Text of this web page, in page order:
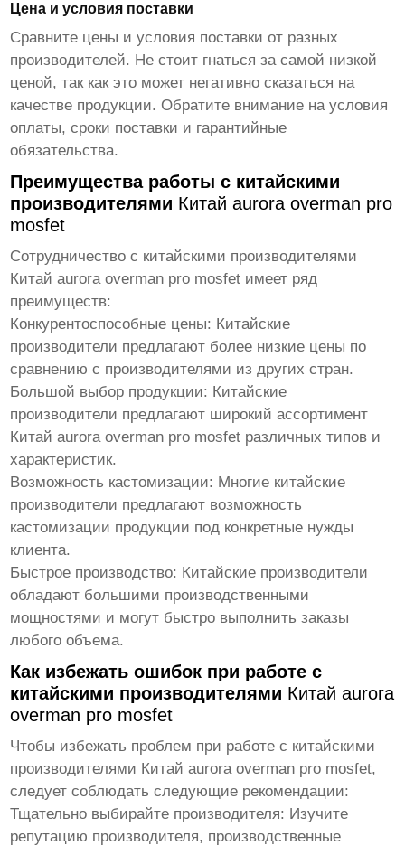
Цена и условия поставки
Сравните цены и условия поставки от разных
производителей. Не стоит гнаться за самой низкой
ценой, так как это может негативно сказаться на
качестве продукции. Обратите внимание на условия
оплаты, сроки поставки и гарантийные
обязательства.
Преимущества работы с китайскими
производителями Китай aurora overman pro
mosfet
Сотрудничество с китайскими производителями
Китай aurora overman pro mosfet имеет ряд
преимуществ:
Конкурентоспособные цены: Китайские
производители предлагают более низкие цены по
сравнению с производителями из других стран.
Большой выбор продукции: Китайские
производители предлагают широкий ассортимент
Китай aurora overman pro mosfet различных типов и
характеристик.
Возможность кастомизации: Многие китайские
производители предлагают возможность
кастомизации продукции под конкретные нужды
клиента.
Быстрое производство: Китайские производители
обладают большими производственными
мощностями и могут быстро выполнить заказы
любого объема.
Как избежать ошибок при работе с
китайскими производителями Китай aurora
overman pro mosfet
Чтобы избежать проблем при работе с китайскими
производителями Китай aurora overman pro mosfet,
следует соблюдать следующие рекомендации:
Тщательно выбирайте производителя: Изучите
репутацию производителя, производственные